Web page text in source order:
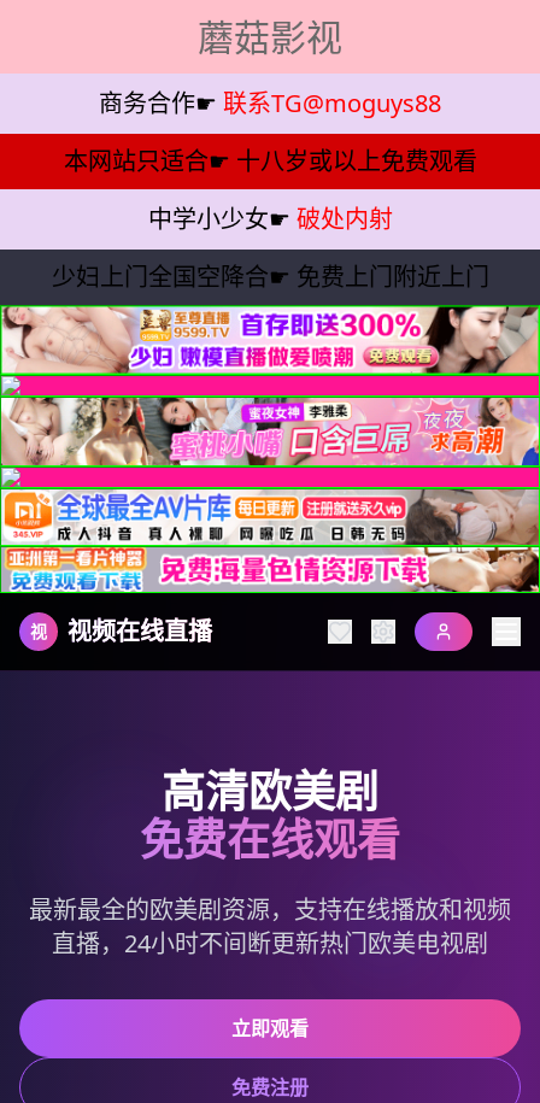
蘑菇影视
商务合作☛ 联系TG@moguys88
本网站只适合☛ 十八岁或以上免费观看
中学小少女☛ 破处内射
少妇上门全国空降合☛ 免费上门附近上门
视 视频在线直播
高清欧美剧
免费在线观看
最新最全的欧美剧资源，支持在线播放和视频
直播，24小时不间断更新热门欧美电视剧
立即观看
免费注册